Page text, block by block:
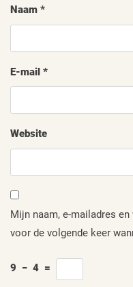
Naam *
E-mail *
Website
Mijn naam, e-mailadres
voor de volgende keer
9 − 4 =